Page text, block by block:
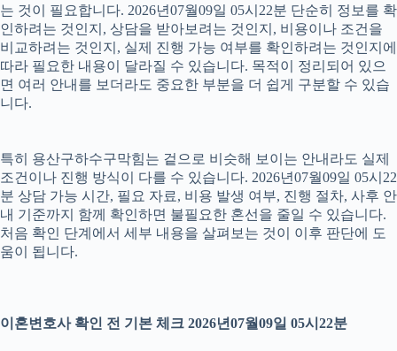
는 것이 필요합니다. 2026년07월09일 05시22분 단순히 정보를 확
인하려는 것인지, 상담을 받아보려는 것인지, 비용이나 조건을
비교하려는 것인지, 실제 진행 가능 여부를 확인하려는 것인지에
따라 필요한 내용이 달라질 수 있습니다. 목적이 정리되어 있으
면 여러 안내를 보더라도 중요한 부분을 더 쉽게 구분할 수 있습
니다.
특히 용산구하수구막힘는 겉으로 비슷해 보이는 안내라도 실제
조건이나 진행 방식이 다를 수 있습니다. 2026년07월09일 05시22
분 상담 가능 시간, 필요 자료, 비용 발생 여부, 진행 절차, 사후 안
내 기준까지 함께 확인하면 불필요한 혼선을 줄일 수 있습니다.
처음 확인 단계에서 세부 내용을 살펴보는 것이 이후 판단에 도
움이 됩니다.
이혼변호사 확인 전 기본 체크 2026년07월09일 05시22분